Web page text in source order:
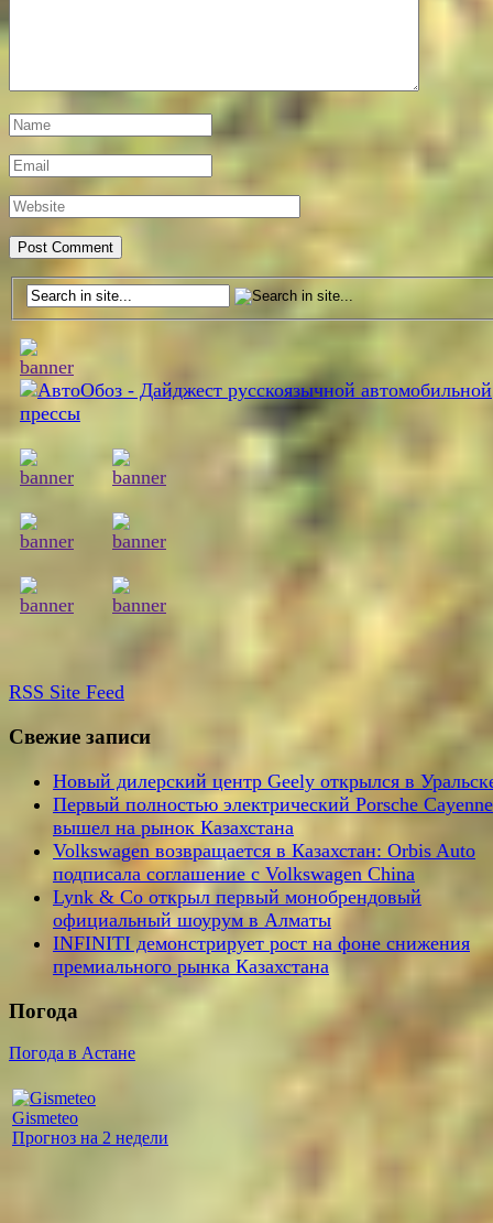
RSS Site Feed
Свежие записи
Новый дилерский центр Geely открылся в
Первый полностью электрический Porsche Cayenne
вышел на рынок Казахстана
Volkswagen возвращается в Казахстан: Orbis Auto
подписала соглашение с Volkswagen China
Lynk & Co открыл первый монобрендовый
официальный шоурум в Алматы
INFINITI демонстрирует рост на фоне снижения
премиального рынка Казахстана
Погода
Погода в Астане
Gismeteo
Прогноз на 2 недели